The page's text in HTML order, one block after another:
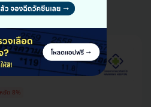
(RSV Vaccine)
1 เข็ม (สตรีอายุครรภ์
ยัด 8%